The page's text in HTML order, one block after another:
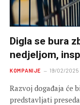
Digla se bura
nedjeljom,
KOMPANIJE 19/02/2025
Razvoj događaja će
predstavljati